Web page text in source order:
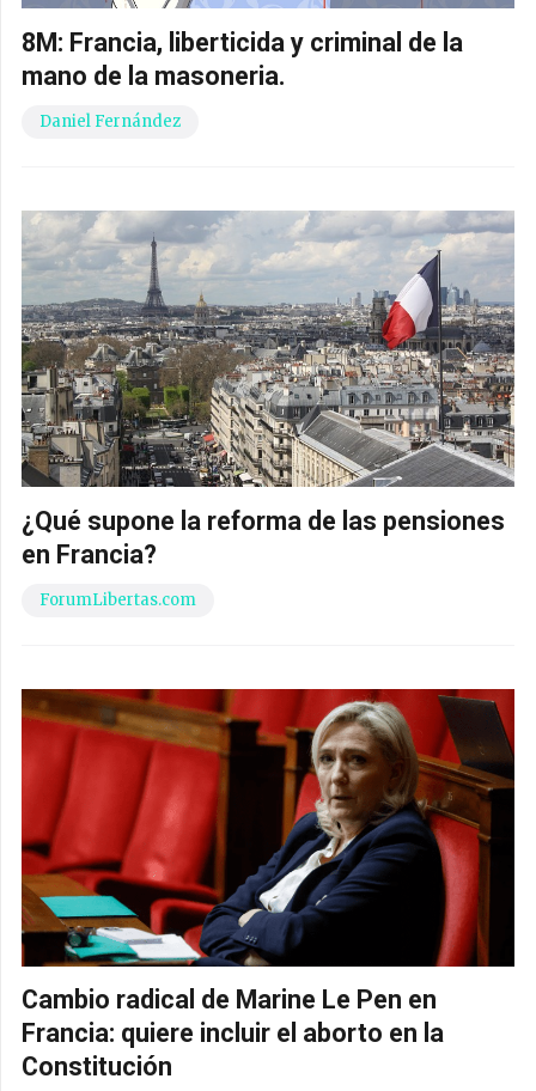
8M: Francia, liberticida y criminal de la
mano de la masoneria.
Daniel Fernández
¿Qué supone la reforma de las pensiones
en Francia?
ForumLibertas.com
Cambio radical de Marine Le Pen en
Francia: quiere incluir el aborto en la
Constitución